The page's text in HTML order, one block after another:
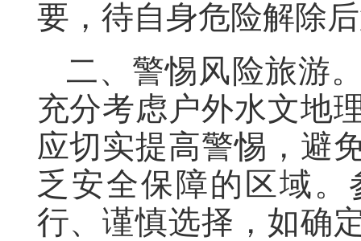
要，待自身危险解除
二、警惕风险旅游
充分考虑户外水文地
应切实提高警惕，避
乏安全保障的区域
行、谨慎选择，如确